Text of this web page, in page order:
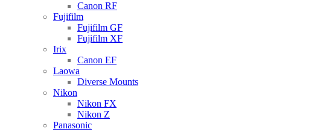
Canon RF
Fujifilm
Fujifilm GF
Fujifilm XF
Irix
Canon EF
Laowa
Diverse Mounts
Nikon
Nikon FX
Nikon Z
Panasonic